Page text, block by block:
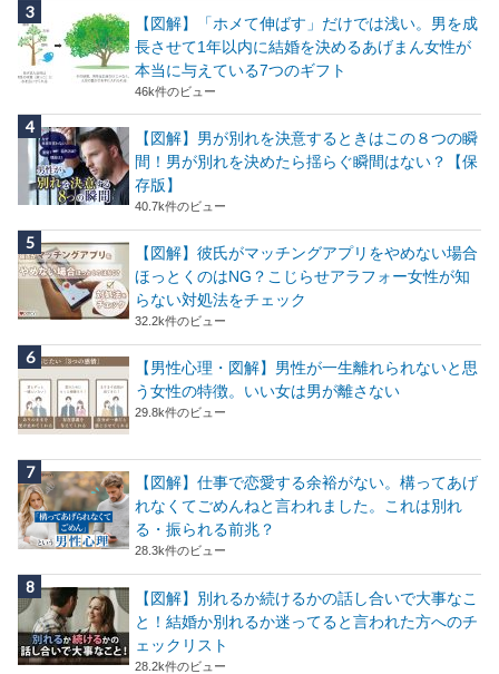
【図解】「ホメて伸ばす」だけでは浅い。男を成
長させて1年以内に結婚を決めるあげまん女性が
本当に与えている7つのギフト
46k件のビュー
【図解】男が別れを決意するときはこの８つの瞬
間！男が別れを決めたら揺らぐ瞬間はない？【保
存版】
40.7k件のビュー
【図解】彼氏がマッチングアプリをやめない場合
ほっとくのはNG？こじらせアラフォー女性が知
らない対処法をチェック
32.2k件のビュー
【男性心理・図解】男性が一生離れられないと思
う女性の特徴。いい女は男が離さない
29.8k件のビュー
【図解】仕事で恋愛する余裕がない。構ってあげ
れなくてごめんねと言われました。これは別れ
る・振られる前兆？
28.3k件のビュー
【図解】別れるか続けるかの話し合いで大事なこ
と！結婚か別れるか迷ってると言われた方へのチ
ェックリスト
28.2k件のビュー